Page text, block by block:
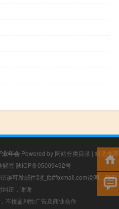
业年会Powered by 网站分类目录 | 精选推荐
解答 陕ICP备05009492号
误可发邮件到f_fb#foxmail.com说明，我们
纠正，谢谢
不接盈利性广告及商业合作